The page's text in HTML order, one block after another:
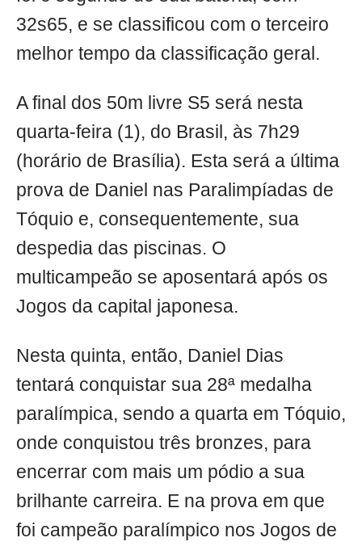
32s65, e se classificou com o terceiro
melhor tempo da classificação geral.
A final dos 50m livre S5 será nesta
quarta-feira (1), do Brasil, às 7h29
(horário de Brasília). Esta será a última
prova de Daniel nas Paralimpíadas de
Tóquio e, consequentemente, sua
despedia das piscinas. O
multicampeão se aposentará após os
Jogos da capital japonesa.
Nesta quinta, então, Daniel Dias
tentará conquistar sua 28ª medalha
paralímpica, sendo a quarta em Tóquio,
onde conquistou três bronzes, para
encerrar com mais um pódio a sua
brilhante carreira. E na prova em que
foi campeão paralímpico nos Jogos de